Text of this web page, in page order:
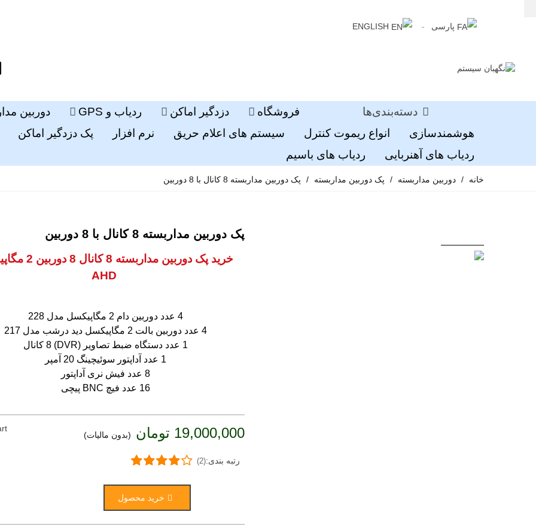
پارسی ENGLISH
دسته‌بندی‌ها فروشگاه دزدگیر اماکن ردیاب و GPS دوربین
هوشمندسازی
انواع ریموت کنترل سیستم های اعلام حریق نرم افزار پک دزدگیر اماکن
ردیاب های آهنربایی
ردیاب های باسیم
خانه / دوربین مداربسته / پک دوربین مداربسته / پک دوربین مداربسته 8 کانال با 8 دوربین
پک دوربین مداربسته 8 کانال با 8 دوربین
خرید پک دوربین
AHD
4 عدد دوربین دام 2 مگاپیکسل مدل 228
4 عدد دوربین بالت 2 مگاپیکسل دید درشب مدل 217
1 عدد دستگاه ضبط تصاویر (DVR) 8 کانال
1 عدد آداپتور سوئیچینگ 20 آمپر
8 عدد فیش نری آداپتور
16 عدد فیچ BNC پیچی
19,000,000 تومان (بدون مالیات)
رتبه بندی:(2)
خرید محصول